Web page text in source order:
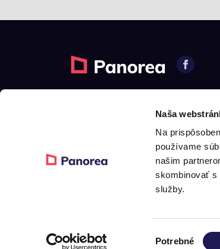
Naša
Na
používame
našim
skombinovať s
služby.
Potrebné